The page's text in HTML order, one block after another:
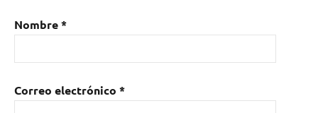
Nombre*
Correo electrónico *